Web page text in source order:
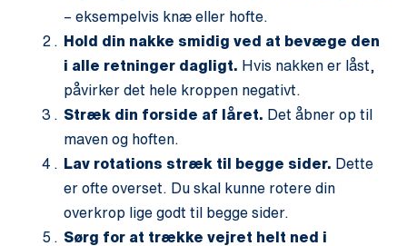
– eksempelvis knæ eller hofte.
Hold din nakke smidig ved at bevæge den
i alle retninger dagligt. Hvis nakken er låst,
påvirker det hele kroppen negativt.
Stræk din forside af låret. Det åbner op til
maven og hoften.
Lav rotations stræk til begge sider. Dette
er ofte overset. Du skal kunne rotere din
overkrop lige godt til begge sider.
Sørg for at trække vejret helt ned i